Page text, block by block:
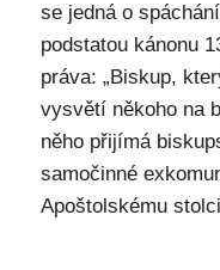
se jedná o
podstatou kánonu
práva: „Biskup,
vysvětí někoho na
něho přijímá
samočinné
Apoštolskému